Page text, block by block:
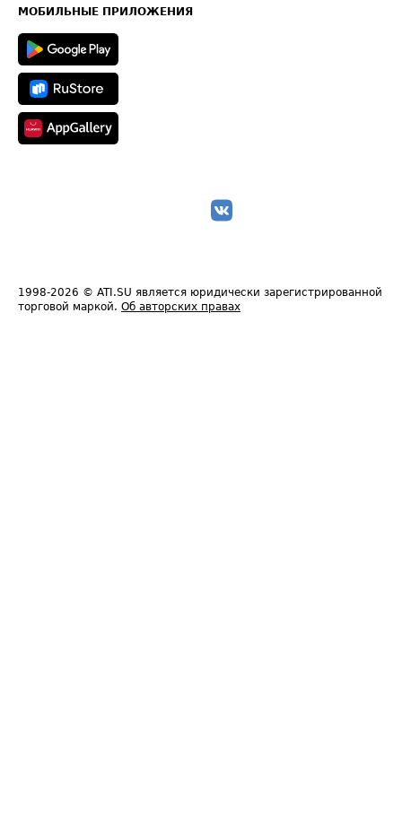
Техническая информация
МОБИЛЬНЫЕ ПРИЛОЖЕНИЯ
1998-2026 © ATI.SU является юридически зарегистрированной
торговой маркой. Об авторских правах